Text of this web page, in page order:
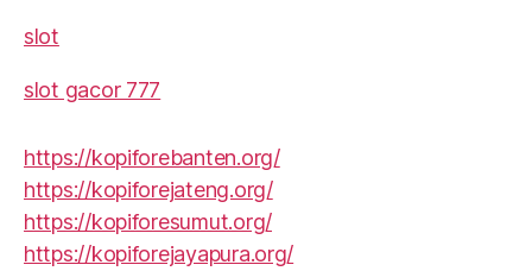
slot
slot gacor 777
https://kopiforebanten.org/
https://kopiforejateng.org/
https://kopiforesumut.org/
https://kopiforejayapura.org/